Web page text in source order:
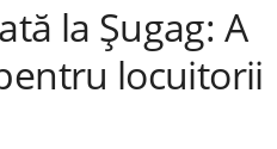
la Șugag: A
locuitorii